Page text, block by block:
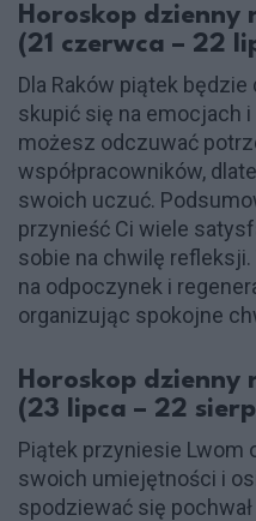
Horoskop dzienny
(21 czerwca – 22
Dla Raków piątek
skupić się na emocjach
możesz odczuwać
współpracowników,
swoich uczuć.
przynieść Ci wiele
sobie na chwilę
na odpoczynek i
organizując spokojne
Horoskop dzienny
(23 lipca – 22
Piątek przyniesie Lwom
swoich umiejętności i
spodziewać się